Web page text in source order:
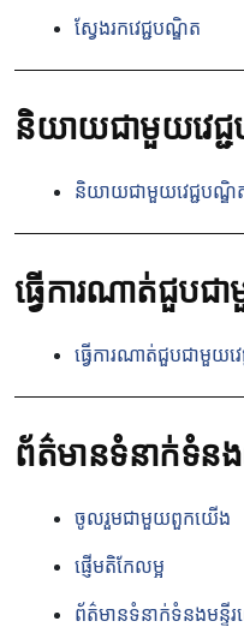
ស្វែងរកវេជ្ជបណ្ឌិត
និយាយជាមួយវេជ្
និយាយជាមួយវេជ្ជបណ្ឌិ
ធ្វើការណាត់ជួបជ
ធ្វើការណាត់ជួបជាមួយវ
ព័ត៌មានទំនាក់ទំន
ចូលរួមជាមួយពួកយើង
ផ្ញើមតិកែលម្អ
ព័ត៌មានទំនាក់ទំនងមន្ទីរ